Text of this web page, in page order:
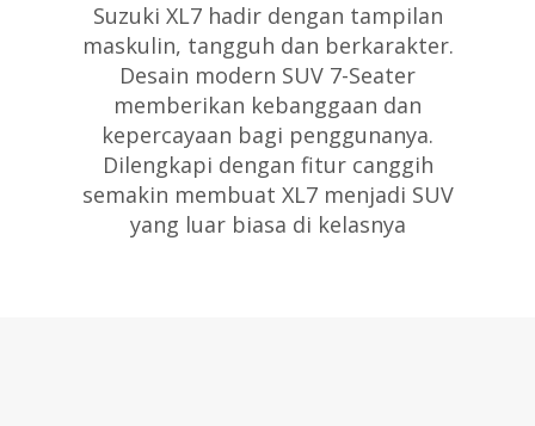
Suzuki XL7 hadir dengan tampilan
maskulin, tangguh dan berkarakter.
Desain modern SUV 7-Seater
memberikan kebanggaan dan
kepercayaan bagi penggunanya.
Dilengkapi dengan fitur canggih
semakin membuat XL7 menjadi SUV
yang luar biasa di kelasnya